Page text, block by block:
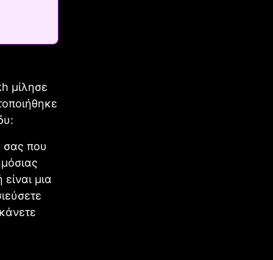
μίλησε
σας που
μια